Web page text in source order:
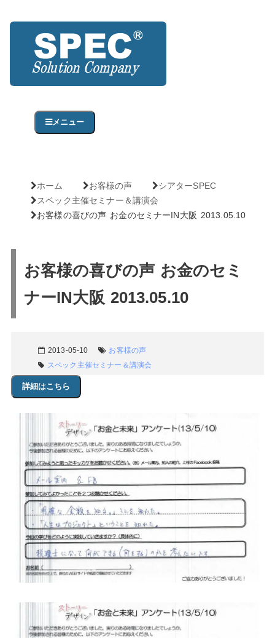
メニュー
ホーム お客様の声
シアターSPEC
スペック主催セミナー＆講演会
お客様の喜びの声 お金のセミナーIN大阪 2013.05.10
お客様の喜びの声 お金のセミ
ナーIN大阪 2013.05.10
2013-05-10
お客様の声
スペック主催セミナー＆講演会
詳細はこちら